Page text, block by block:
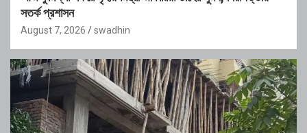
সতর্ক প্রশাসন
August 7, 2026 swadhin